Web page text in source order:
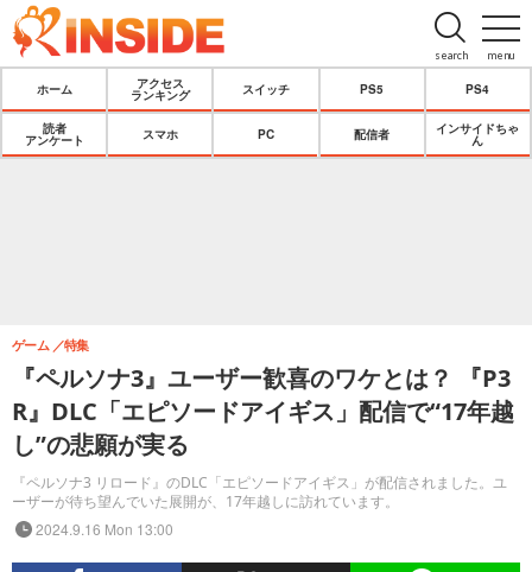
menu
search
ホーム
アクセス
ランキング
スイッチ PS5 PS4
読者
アンケート
スマホ PC 配信者
インサイドちゃ
ん
『ペルソナ3』ユーザー歓喜のワケとは？ 『P3
R』DLC「エピソードアイギス」配信で“17年越
し”の悲願が実る
『ペルソナ3 リロード』のDLC「エピソードアイギス」が配信されました。ユ
ーザーが待ち望んでいた展開が、17年越しに訪れています。
ゲーム 特集
2024.9.16 Mon 13:00